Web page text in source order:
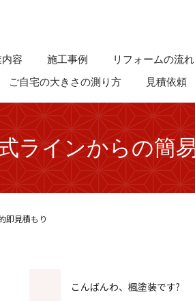
容 施工事例 リフォームの流れ
ご自宅の大きさの測り方 見積依頼
ラインからの簡
即見積もり
こんばんわ、楓塗装です?